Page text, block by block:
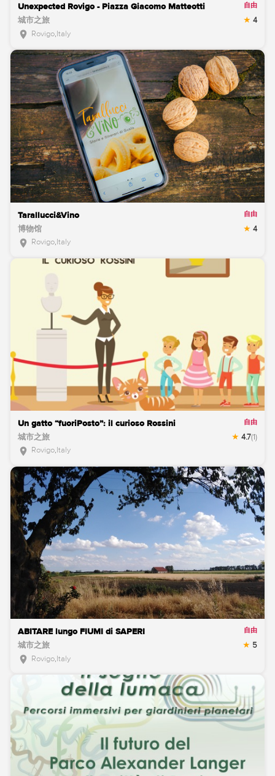
Unexpected Rovigo - Piazza Giacomo Matteotti 自由
城市之旅 4
location_on Rovigo,Italy
Tarallucci&Vino 自由
博物馆 4
location_on Rovigo,Italy
Un gatto “fuoriPosto”: il curioso Rossini 自由
城市之旅 4.7(1)
location_on Rovigo,Italy
ABITARE lungo FIUMI di SAPERI 自由
城市之旅 5
location_on Rovigo,Italy